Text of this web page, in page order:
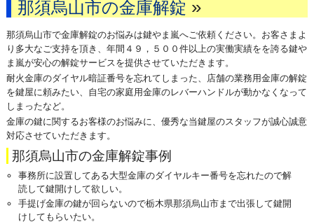
那須烏山市の金庫解錠 »
那須烏山市で金庫解錠のお悩みは鍵やま嵐へご依頼ください。お客さまよ
り多大なご支持を頂き、年間４９，５００件以上の実働実績をを誇る鍵や
ま嵐が安心の解錠サービスを提供させていただきます。
耐火金庫のダイヤル暗証番号を忘れてしまった、店舗の業務用金庫の解錠
を鍵屋に頼みたい、自宅の家庭用金庫のレバーハンドルが動かなくなって
しまったなど。
金庫の鍵に関するお客様のお悩みに、優秀な当鍵屋のスタッフが誠心誠意
対応させていただきます。
那須烏山市の金庫解錠事例
事務所に設置してある大型金庫のダイヤルキー番号を忘れたので解
読して鍵開けして欲しい。
手提げ金庫の鍵が回らないので栃木県那須烏山市まで出張して鍵開
けしてもらいたい。